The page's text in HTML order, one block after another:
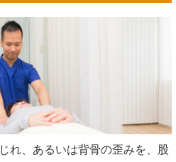
れ、あるいは背骨の歪みを、股